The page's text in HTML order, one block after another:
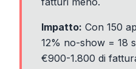
Impatto: Con 150
12% no-show = 18
€900-1.800 di